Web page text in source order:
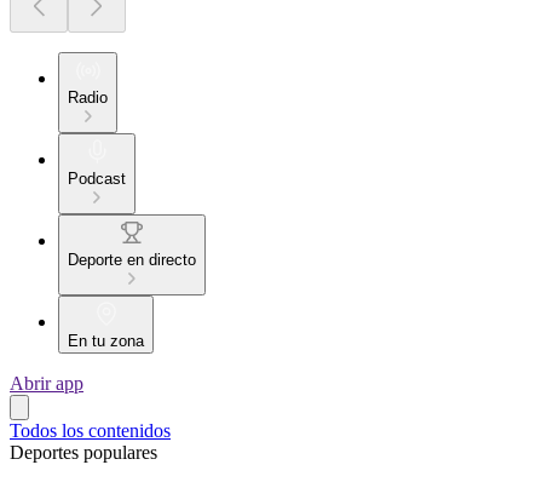
Radio
Podcast
Deporte en directo
En tu zona
Abrir app
Todos los contenidos
Deportes populares